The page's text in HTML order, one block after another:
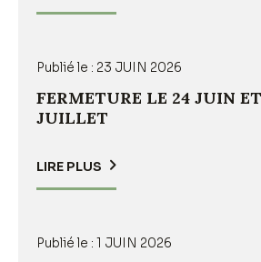
Publié le : 23 JUIN 2026
FERMETURE LE 24 JUIN
JUILLET
LIRE PLUS
Publié le : 1 JUIN 2026